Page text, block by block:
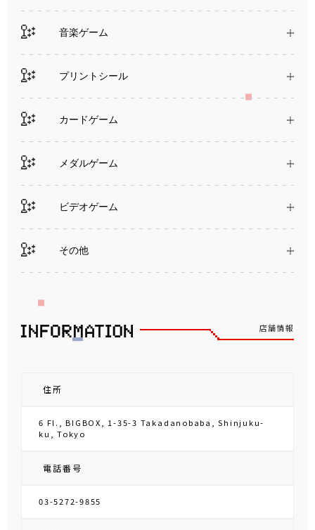
音楽ゲーム
プリントシール
カードゲーム
メダルゲーム
ビデオゲーム
その他
店舗情報
住所
6 Fl., BIGBOX, 1-35-3 Takadanobaba, Shinjuku-
ku, Tokyo
電話番号
03-5272-9855